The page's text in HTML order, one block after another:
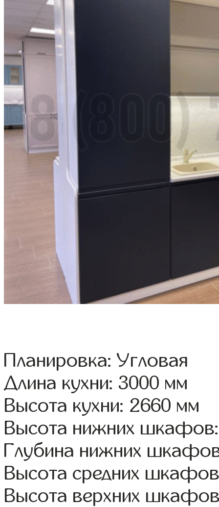
Планировка: Угловая
Длина кухни: 3000 мм
Высота кухни: 2660 мм
Высота нижних
Глубина нижних
Высота средних
Высота верхних